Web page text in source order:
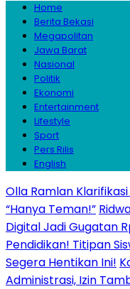
Home
Berita Bekasi
Megapolitan
Jawa Barat
Nasional
Politik
Ekonomi
Entertainment
Lifestyle
Sport
Pers Rilis
English
Olla Ramlan
“Hanya Teman!”
Digital Jadi Gugatan
Pendidikan! Titipan
Segera Hentikan Ini!
Administrasi, Izin